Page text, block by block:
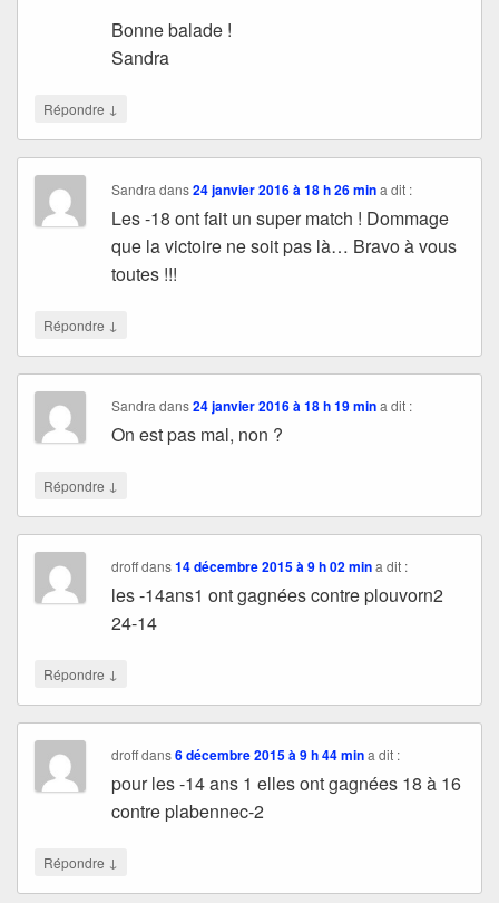
Bonne balade !
Sandra
Répondre ↓
Sandra dans24 janvier 2016 à 18 h 26 min a dit :
Les -18 ont fait un super match ! Dommage
que la victoire ne soit pas là… Bravo à vous
toutes !!!
Répondre ↓
Sandra dans24 janvier 2016 à 18 h 19 min a dit :
On est pas mal, non ?
Répondre ↓
droffdans14 décembre 2015 à 9 h 02 min a dit :
les -14ans1 ont gagnées contre plouvorn2
24-14
Répondre ↓
droffdans6 décembre 2015 à 9 h 44 min a dit :
pour les -14 ans 1 elles ont gagnées 18 à 16
contre plabennec-2
Répondre ↓